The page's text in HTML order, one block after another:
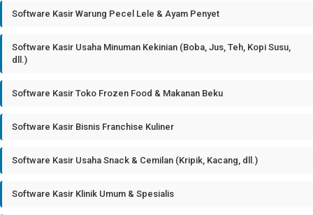
Software Kasir Warung Pecel Lele & Ayam Penyet
Software Kasir Usaha Minuman Kekinian (Boba, Jus, Teh, Kopi Susu,
dll.)
Software Kasir Toko Frozen Food & Makanan Beku
Software Kasir Bisnis Franchise Kuliner
Software Kasir Usaha Snack & Cemilan (Kripik, Kacang, dll.)
Software Kasir Klinik Umum & Spesialis